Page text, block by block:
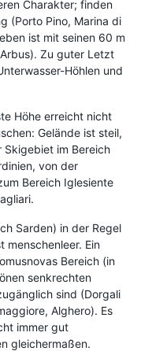
Charakter; finden
(Porto Pino, Marina di
ist mit seinen 60 m
Zu guter Letzt
Höhlen und
Höhe erreicht nicht
Gelände ist steil,
Skigebiet im Bereich
von der
Bereich Iglesiente
Sarden) in der Regel
menschenleer. Ein
Bereich (in
senkrechten
sind (Dorgali
Alghero). Es
immer gut
gleichermaßen.